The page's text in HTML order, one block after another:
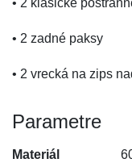
• 2 klasické
• 2 zadné paksy
• 2 vrecká na zips
Parametre
Materiál